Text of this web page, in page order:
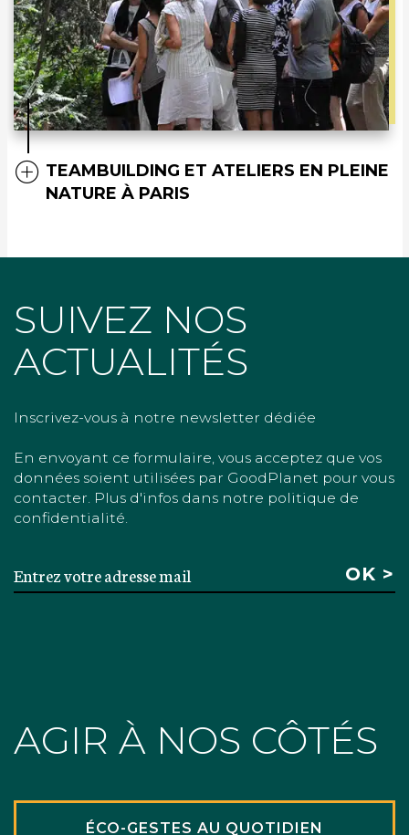
TEAMBUILDING ET ATELIERS EN PLEINE
NATURE À PARIS
SUIVEZ NOS
ACTUALITÉS
Inscrivez-vous à notre newsletter dédiée
En envoyant ce formulaire, vous acceptez que vos
données soient utilisées par GoodPlanet pour vous
contacter. Plus d'infos dans notre politique de
confidentialité.
AGIR À NOS CÔTÉS
ÉCO-GESTES AU QUOTIDIEN